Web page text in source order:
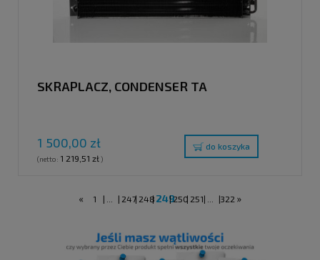
SKRAPLACZ, CONDENSER TA
1 500,00 zł
(netto: 1 219,51 zł)
do koszyka
« 1 | | 247| 248| 249
|250| 251| |322 »